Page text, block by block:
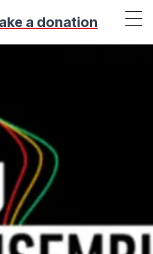
a donation